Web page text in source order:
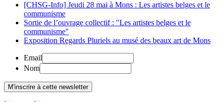
[CHSG-Info] Jeudi 28 mai à Mons : Les artistes belges et le
communisme
Sortie de l’ouvrage collectif : "Les artistes belges et le
communisme"
Exposition Regards Pluriels au musé des beaux art de Mons
Email
Nom